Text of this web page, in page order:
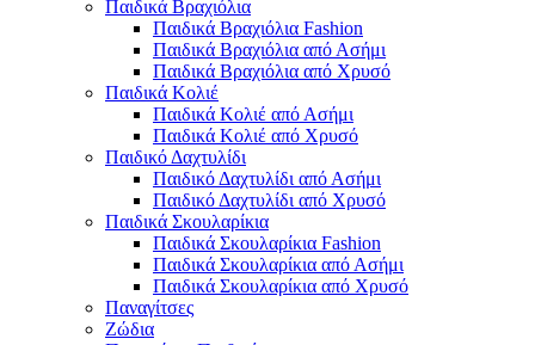
Παιδικά Βραχιόλια
Παιδικά Βραχιόλια Fashion
Παιδικά Βραχιόλια από Ασήμι
Παιδικά Βραχιόλια από Χρυσό
Παιδικά Κολιέ
Παιδικά Κολιέ από Ασήμι
Παιδικά Κολιέ από Χρυσό
Παιδικό Δαχτυλίδι
Παιδικό Δαχτυλίδι από Ασήμι
Παιδικό Δαχτυλίδι από Χρυσό
Παιδικά Σκουλαρίκια
Παιδικά Σκουλαρίκια Fashion
Παιδικά Σκουλαρίκια από Ασήμι
Παιδικά Σκουλαρίκια από Χρυσό
Παναγίτσες
Ζώδια